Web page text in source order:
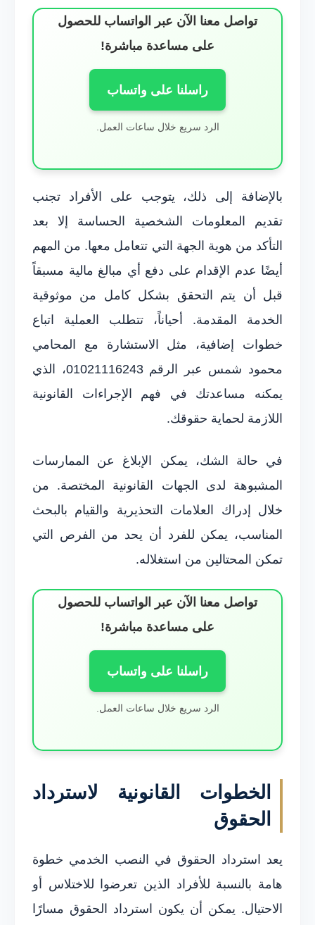
تواصل معنا الآن عبر الواتساب للحصول
على مساعدة مباشرة!
راسلنا على واتساب
الرد سريع خلال ساعات العمل.
بالإضافة إلى ذلك، يتوجب على الأفراد تجنب
تقديم المعلومات الشخصية الحساسة إلا بعد
التأكد من هوية الجهة التي تتعامل معها. من المهم
أيضًا عدم الإقدام على دفع أي مبالغ مالية مسبقاً
قبل أن يتم التحقق بشكل كامل من موثوقية
الخدمة المقدمة. أحياناً، تتطلب العملية اتباع
خطوات إضافية، مثل الاستشارة مع المحامي
محمود شمس عبر الرقم 01021116243، الذي
يمكنه مساعدتك في فهم الإجراءات القانونية
اللازمة لحماية حقوقك.
في حالة الشك، يمكن الإبلاغ عن الممارسات
المشبوهة لدى الجهات القانونية المختصة. من
خلال إدراك العلامات التحذيرية والقيام بالبحث
المناسب، يمكن للفرد أن يحد من الفرص التي
تمكن المحتالين من استغلاله.
تواصل معنا الآن عبر الواتساب للحصول
على مساعدة مباشرة!
راسلنا على واتساب
الرد سريع خلال ساعات العمل.
الخطوات القانونية لاسترداد
الحقوق
يعد استرداد الحقوق في النصب الخدمي خطوة
هامة بالنسبة للأفراد الذين تعرضوا للاختلاس أو
الاحتيال. يمكن أن يكون استرداد الحقوق مسارًا